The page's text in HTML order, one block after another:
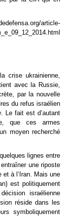
article-
crise ukrainienne,
avec la Russie,
par la nouvelle
du refus israélien
Le fait est d’autant
que ces armes
moyen recherché
lignes entre
une riposte
à l’Iran. Mais une
est politiquement
israélienne
réside dans les
symboliquement